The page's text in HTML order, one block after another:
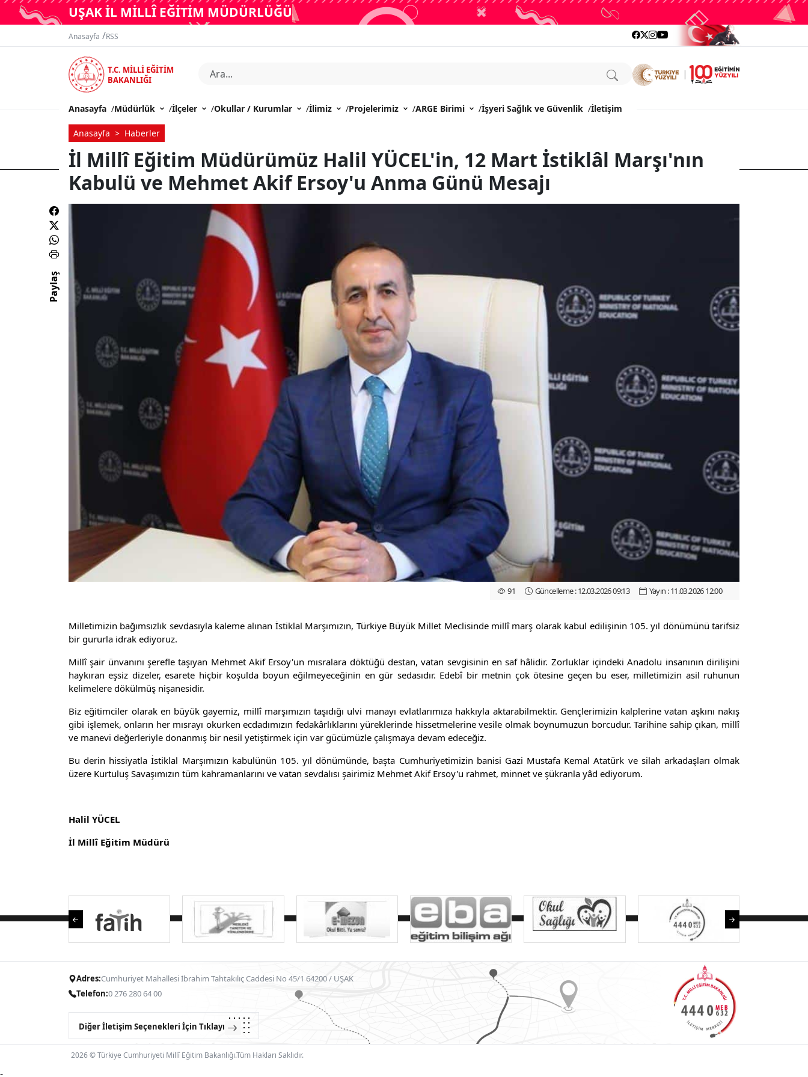
UŞAK İL MİLLÎ EĞİTİM MÜDÜRLÜĞÜ
Anasayfa /RSS
T.C. MİLLİ EĞİTİM
BAKANLIĞI
Anasayfa /Müdürlük /İlçeler /Okullar / Kurumlar /İlimiz /Projelerimiz /ARGE Birimi /İşyeri Sağlık ve Güvenlik /İletişim
Anasayfa Haberler
İl Millî Eğitim Müdürümüz Halil YÜCEL'in, 12 Mart İstiklâl Marşı'nın
Kabulü ve Mehmet Akif Ersoy'u Anma Günü Mesajı
91 Güncelleme : 12.03.2026 09:13 Yayın : 11.03.2026 12:00
Milletimizin bağımsızlık sevdasıyla kaleme alınan İstiklal Marşımızın, Türkiye Büyük Millet Meclisinde millî marş olarak kabul edilişinin 105. yıl dönümünü tarifsiz
bir gururla idrak ediyoruz.
Millî şair ünvanını şerefle taşıyan Mehmet Akif Ersoy'un mısralara döktüğü destan, vatan sevgisinin en saf hâlidir. Zorluklar içindeki Anadolu insanının dirilişini
haykıran eşsiz dizeler, esarete hiçbir koşulda boyun eğilmeyeceğinin en gür sedasıdır. Edebî bir metnin çok ötesine geçen bu eser, milletimizin asil ruhunun
kelimelere dökülmüş nişanesidir.
Biz eğitimciler olarak en büyük gayemiz, millî marşımızın taşıdığı ulvi manayı evlatlarımıza hakkıyla aktarabilmektir. Gençlerimizin kalplerine vatan aşkını nakış
gibi işlemek, onların her mısrayı okurken ecdadımızın fedakârlıklarını yüreklerinde hissetmelerine vesile olmak boynumuzun borcudur. Tarihine sahip çıkan, millî
ve manevi değerleriyle donanmış bir nesil yetiştirmek için var gücümüzle çalışmaya devam edeceğiz.
Bu derin hissiyatla İstiklal Marşımızın kabulünün 105. yıl dönümünde, başta Cumhuriyetimizin banisi Gazi Mustafa Kemal Atatürk ve silah arkadaşları olmak
üzere Kurtuluş Savaşımızın tüm kahramanlarını ve vatan sevdalısı şairimiz Mehmet Akif Ersoy'u rahmet, minnet ve şükranla yâd ediyorum.
Halil YÜCEL
İl Millî Eğitim Müdürü
Paylaş
Adres:Cumhuriyet Mahallesi İbrahim Tahtakılıç Caddesi No 45/1 64200 / UŞAK
Telefon:0 276 280 64 00
Diğer İletişim Seçenekleri İçin Tıklayın
2026 © Türkiye Cumhuriyeti Millî Eğitim Bakanlığı.Tüm Hakları Saklıdır.
-